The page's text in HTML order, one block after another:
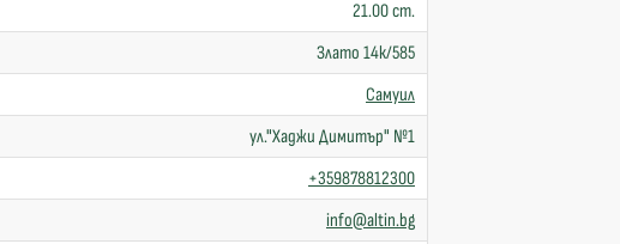
21.00 cm.
Злато 14к/585
Самуил
ул."Хаджи Димитър" №1
+359878812300
info@altin.bg